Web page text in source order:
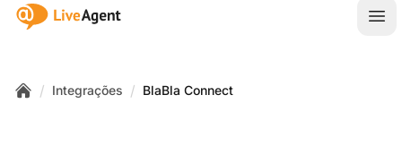
:site.title
/ Integrações / BlaBla Connect